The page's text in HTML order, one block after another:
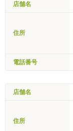
店舗名
住所
電話番号
店舗名
住所